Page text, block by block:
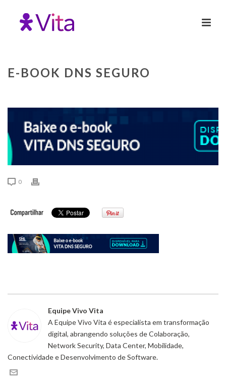
E-BOOK DNS SEGURO
0
Equipe Vivo Vita
A Equipe Vivo Vita é especialista em transformação
digital, abrangendo soluções de Colaboração,
Network Security, Data Center, Mobilidade,
Conectividade e Desenvolvimento de Software.